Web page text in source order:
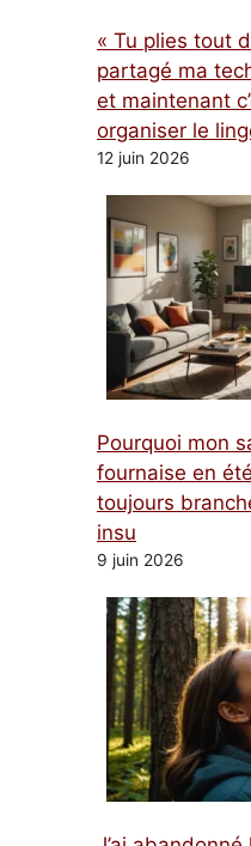
« Tu plies tout
partagé ma
et maintenant
organiser le
12 juin 2026
Pourquoi mon
fournaise en
toujours
insu
9 juin 2026